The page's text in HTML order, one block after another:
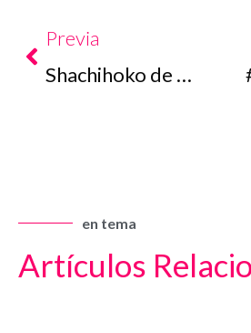
Previa
Shachihoko de Kashimachaho
en tema
Artículos